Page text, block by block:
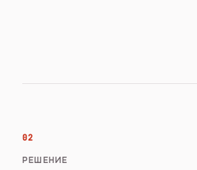
02
РЕШЕНИЕ